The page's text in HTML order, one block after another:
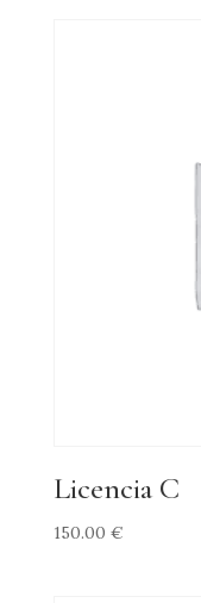
Licencia C
150.00 €